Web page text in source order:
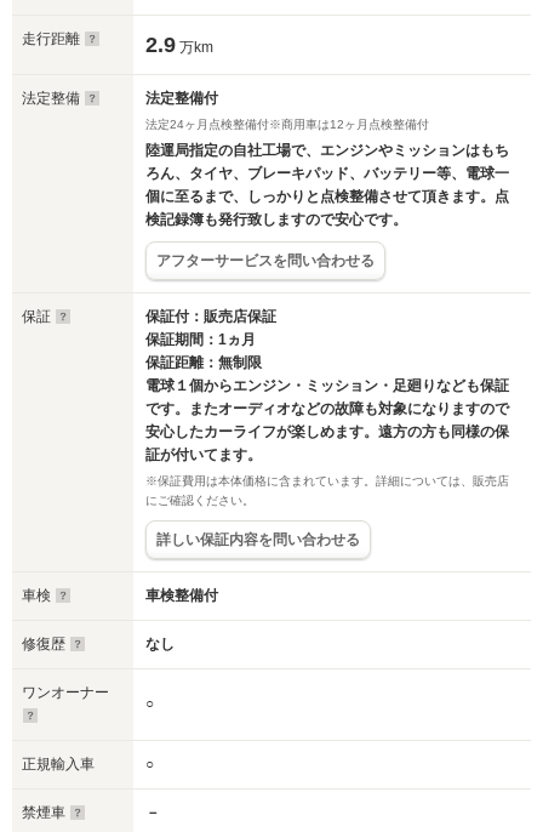
走行距離 2.9 万km
法定整備 法定整備付
法定24ヶ月点検整備付※商用車は12ヶ月点検整備付
陸運局指定の自社工場で、エンジンやミッションはもち
ろん、タイヤ、ブレーキパッド、バッテリー等、電球一
個に至るまで、しっかりと点検整備させて頂きます。点
検記録簿も発行致しますので安心です。
アフターサービスを問い合わせる
保証
保証付：販売店保証
保証期間：1ヵ月
保証距離：無制限
電球１個からエンジン・ミッション・足廻りなども保証
です。またオーディオなどの故障も対象になりますので
安心したカーライフが楽しめます。遠方の方も同様の保
証が付いてます。
※保証費用は本体価格に含まれています。詳細については、販売店
にご確認ください。
詳しい保証内容を問い合わせる
車検 車検整備付
修復歴 なし
ワンオーナー
○
正規輸入車 ○
禁煙車 －